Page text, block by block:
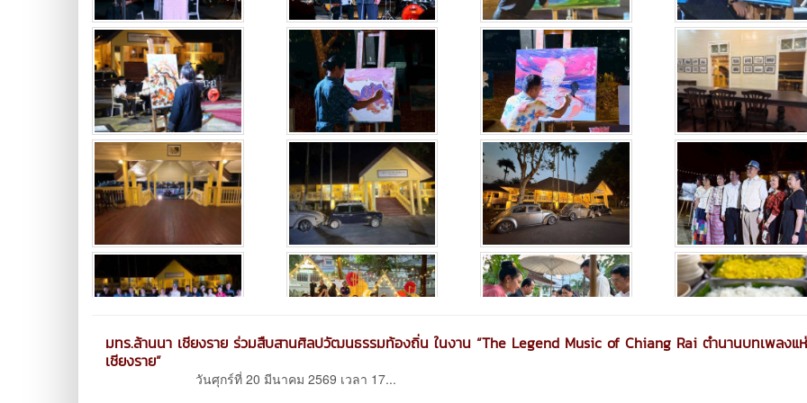
มทร.ล้านนา เชียงราย ร่วมสืบสานศิลปวัฒนธรรมท้องถิ่น ในงาน “The Legend Music of Chiang Rai ตำนานบทเพลงแ
เชียงราย”
วันศุกร์ที่ 20 มีนาคม 2569 เวลา 17...